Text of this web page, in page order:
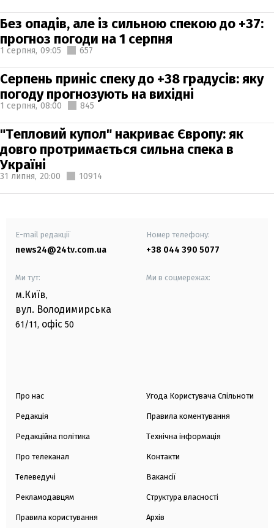
Без опадів, але із сильною спекою до +37:
прогноз погоди на 1 серпня
1 серпня, 09:05 657
Серпень приніс спеку до +38 градусів: яку
погоду прогнозують на вихідні
1 серпня, 08:00 845
"Тепловий купол" накриває Європу: як
довго протримається сильна спека в
Україні
31 липня, 20:00 10914
E-mail редакції
news24@24tv.com.ua
Номер телефону:
+38 044 390 5077
Ми тут:
м.Київ,
вул. Володимирська
61/11, офіс 50
Ми в соцмережах:
Про нас
Редакція
Редакційна політика
Про телеканал
Телеведучі
Рекламодавцям
Правила користування
Угода Користувача Спільноти
Правила коментування
Технічна інформація
Контакти
Вакансії
Структура власності
Архів